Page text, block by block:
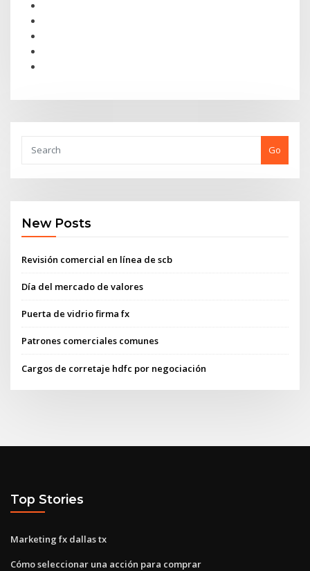
Go
New Posts
Revisión comercial en línea de scb
Día del mercado de valores
Puerta de vidrio firma fx
Patrones comerciales comunes
Cargos de corretaje hdfc por negociación
Top Stories
Marketing fx dallas tx
Cómo seleccionar una acción para comprar